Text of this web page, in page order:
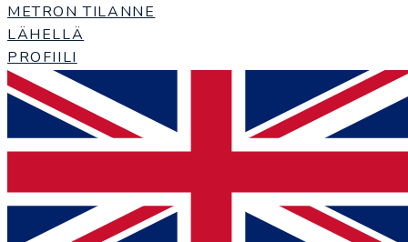
METRON TILANNE
LÄHELLÄ
PROFIILI